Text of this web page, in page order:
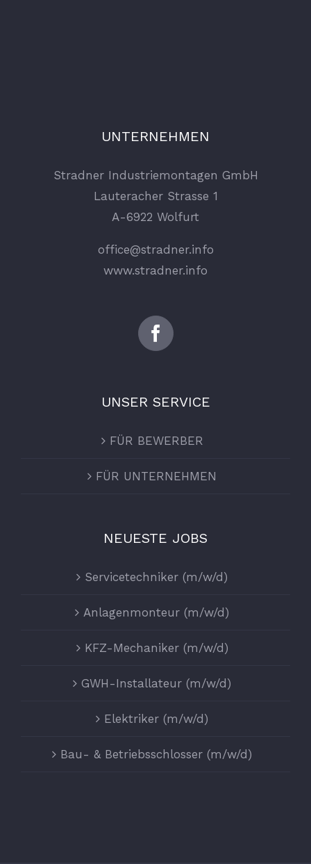
UNTERNEHMEN
Stradner Industriemontagen GmbH
Lauteracher Strasse 1
A-6922 Wolfurt
office@stradner.info
www.stradner.info
UNSER SERVICE
FÜR BEWERBER
FÜR UNTERNEHMEN
NEUESTE JOBS
Servicetechniker (m/w/d)
Anlagenmonteur (m/w/d)
KFZ-Mechaniker (m/w/d)
GWH-Installateur (m/w/d)
Elektriker (m/w/d)
Bau- & Betriebsschlosser (m/w/d)